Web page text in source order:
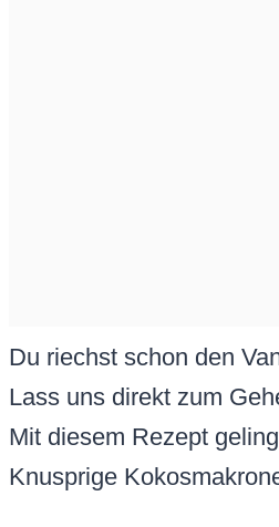
Du riechst schon den
Lass uns direkt zum
Mit diesem Rezept
Knusprige